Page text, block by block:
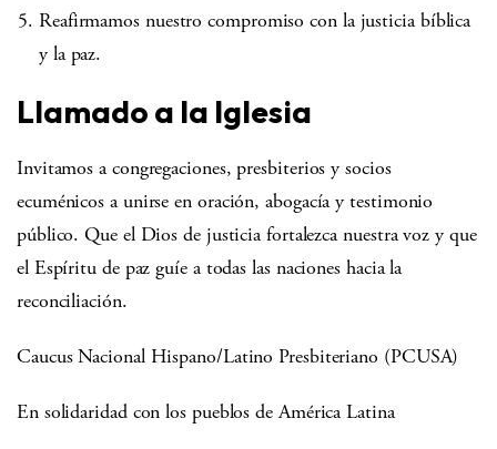
Reafirmamos nuestro compromiso con la justicia bíblica
y la paz.
Llamado a la Iglesia
Invitamos a congregaciones, presbiterios y socios
ecuménicos a unirse en oración, abogacía y testimonio
público. Que el Dios de justicia fortalezca nuestra voz y que
el Espíritu de paz guíe a todas las naciones hacia la
reconciliación.
Caucus Nacional Hispano/Latino Presbiteriano (PCUSA)
En solidaridad con los pueblos de América Latina